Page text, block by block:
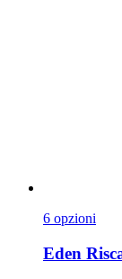
6 opzioni
Eden